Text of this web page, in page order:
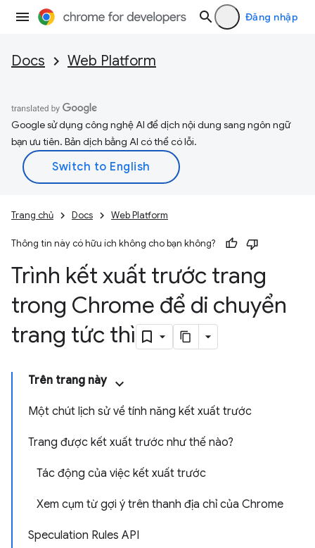
Đăng nhập
Docs Web Platform
Google sử dụng công nghệ AI để dịch nội dung sang ngôn ngữ
bạn ưu tiên. Bản dịch bằng AI có thể có lỗi.
Trang chủ Docs Web Platform
Thông tin này có hữu ích không cho bạn không?
Trình kết xuất trước trang
trong Chrome để di chuyển
trang tức thì
Trên trang này
Một chút lịch sử về tính năng kết xuất trước
Trang được kết xuất trước như thế nào?
Tác động của việc kết xuất trước
Xem cụm từ gợi ý trên thanh địa chỉ của Chrome
Speculation Rules API